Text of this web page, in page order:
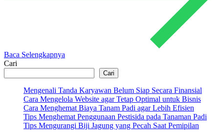
Baca Selengkapnya
Cari
Cari
Mengenali Tanda Karyawan Belum Siap Secara Finansial
Cara Mengelola Website agar Tetap Optimal untuk Bisnis
Cara Menghemat Biaya Tanam Padi agar Lebih Efisien
Tips Menghemat Penggunaan Pestisida pada Tanaman Padi
Tips Mengurangi Biji Jagung yang Pecah Saat Pemipilan